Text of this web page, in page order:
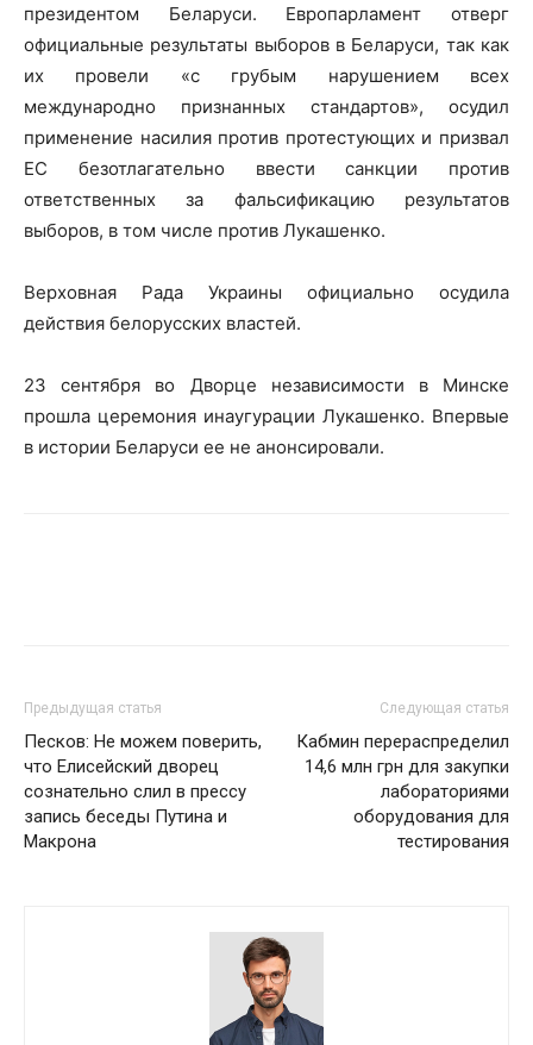
президентом Беларуси. Европарламент отверг
официальные результаты выборов в Беларуси, так как
их провели «с грубым нарушением всех
международно признанных стандартов», осудил
применение насилия против протестующих и призвал
ЕС безотлагательно ввести санкции против
ответственных за фальсификацию результатов
выборов, в том числе против Лукашенко.
Верховная Рада Украины официально осудила
действия белорусских властей.
23 сентября во Дворце независимости в Минске
прошла церемония инаугурации Лукашенко. Впервые
в истории Беларуси ее не анонсировали.
Предыдущая статья
Песков: Не можем поверить,
что Елисейский дворец
сознательно слил в прессу
запись беседы Путина и
Макрона
Следующая статья
Кабмин перераспределил
14,6 млн грн для закупки
лабораториями
оборудования для
тестирования